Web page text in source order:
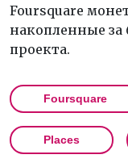
Foursquare
накопленные
проекта.
Foursquare
Places